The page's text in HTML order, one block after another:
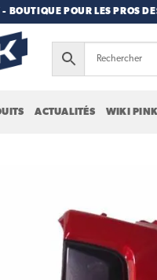
BOUTIQUE POUR LES PROS
ACTUALITÉS WIKI PINK